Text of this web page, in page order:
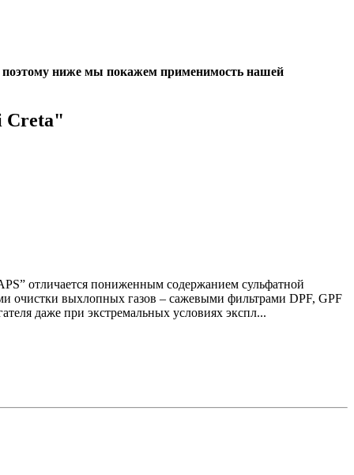
поэтому ниже мы покажем применимость нашей
Creta"
отличается пониженным содержанием сульфатной
очистки выхлопных газов – сажевыми фильтрами DPF, GPF
даже при экстремальных условиях экспл...